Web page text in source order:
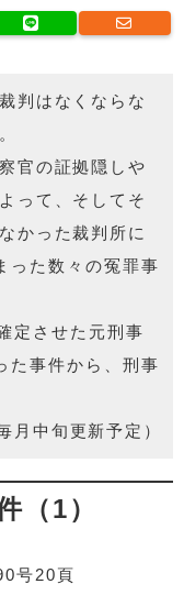
判はなくならな
官の証拠隠しや
って、そしてそ
かった裁判所に
った数々の冤罪事
定させた元刑事
た事件から、刑事
月中旬更新予定）
（1）
号20頁